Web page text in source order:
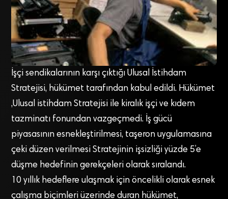
İşçi sendikalarının karşı çıktığı Ulusal İstihdam
Stratejisi, hükümet tarafından kabul edildi. Hükümet
,Ulusal istihdam Stratejisi ile kiralık işçi ve kıdem
tazminatı fonundan vazgeçmedi. İş gücü
piyasasının esnekleştirilmesi, taşeron uygulamasına
çeki düzen verilmesi Stratejinin işsizliği yüzde 5’e
düşme hedefinin gerekçeleri olarak sıralandı.
10 yıllık hedeflere ulaşmak için öncelikli olarak esnek
çalışma biçimleri üzerinde duran hükümet,